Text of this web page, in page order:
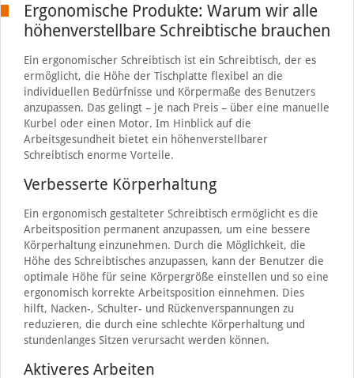
Ergonomische Produkte: Warum wir alle
höhenverstellbare Schreibtische brauchen
Ein ergonomischer Schreibtisch ist ein Schreibtisch, der es
ermöglicht, die Höhe der Tischplatte flexibel an die
individuellen Bedürfnisse und Körpermaße des Benutzers
anzupassen. Das gelingt – je nach Preis – über eine manuelle
Kurbel oder einen Motor. Im Hinblick auf die
Arbeitsgesundheit bietet ein höhenverstellbarer
Schreibtisch enorme Vorteile.
Verbesserte Körperhaltung
Ein ergonomisch gestalteter Schreibtisch ermöglicht es die
Arbeitsposition permanent anzupassen, um eine bessere
Körperhaltung einzunehmen. Durch die Möglichkeit, die
Höhe des Schreibtisches anzupassen, kann der Benutzer die
optimale Höhe für seine Körpergröße einstellen und so eine
ergonomisch korrekte Arbeitsposition einnehmen. Dies
hilft, Nacken-, Schulter- und Rückenverspannungen zu
reduzieren, die durch eine schlechte Körperhaltung und
stundenlanges Sitzen verursacht werden können.
Aktiveres Arbeiten